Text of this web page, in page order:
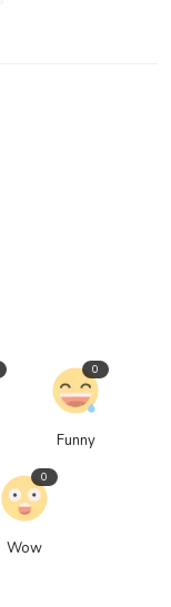
Funny
0
Wow
0